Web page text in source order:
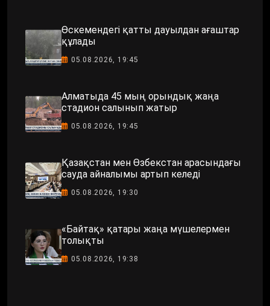
Өскемендегі қатты дауылдан ағаштар
құлады
05.08.2026, 19:45
Алматыда 45 мың орындық жаңа
стадион салынып жатыр
05.08.2026, 19:45
Қазақстан мен Өзбекстан арасындағы
сауда айналымы артып келеді
05.08.2026, 19:30
«Байтақ» қатары жаңа мүшелермен
толықты
05.08.2026, 19:38